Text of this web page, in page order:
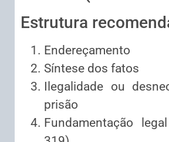
Estrutura
Endereçamento
Síntese dos fatos
Ilegalidade ou
prisão
Fundamentação